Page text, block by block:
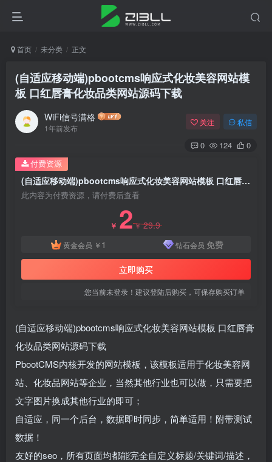
首页 未分类 正文
(自适应移动端)pbootcms响应式化妆美容网站模
板 口红唇膏化妆品类网站源码下载
WiFi信号满格
1年前发布
关注 私信
0 124 0
(自适应移动端)pbootcms响应式化妆美容网站模板 口红唇膏化妆品类网站源码下载
此内容为付费资源，请付费后查看
￥ 2￥29.9
黄金会员 ￥ 1 钻石会员 免费
立即购买
您当前未登录！建议登陆后购买，可保存购买订单
付费资源
(自适应移动端)pbootcms响应式化妆美容网站模板 口红唇膏
化妆品类网站源码下载
PbootCMS内核开发的网站模板，该模板适用于化妆美容网
站、化妆品网站等企业，当然其他行业也可以做，只需要把
文字图片换成其他行业的即可；
自适应，同一个后台，数据即时同步，简单适用！附带测试
数据！
友好的seo，所有页面均都能完全自定义标题/关键词/描述，